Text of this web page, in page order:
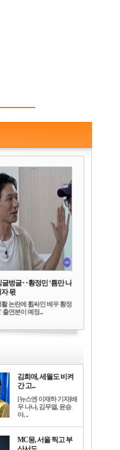
글벙글‥황정민 ‘틈만 나
몫
논란에 휩싸인 배우 황정
출연분이 예정...
김희애, 세월도 비켜
간 고...
[뉴스엔 이재하 기자]배
우 나나, 김무열, 윤승
아, ..
MC몽, 서울 찍고 부